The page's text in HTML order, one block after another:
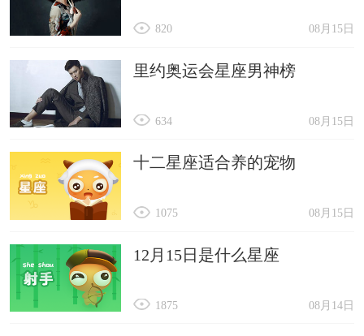
08月15日
820
里约奥运会星座男神榜
08月15日
634
十二星座适合养的宠物
08月15日
1075
12月15日是什么星座
08月14日
1875